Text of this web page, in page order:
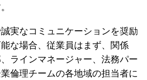
実なコミュニケーションを奨励
な場合、従業員はまず、関係
ラインマネージャー、法務パー
倫理チームの各地域の担当者に